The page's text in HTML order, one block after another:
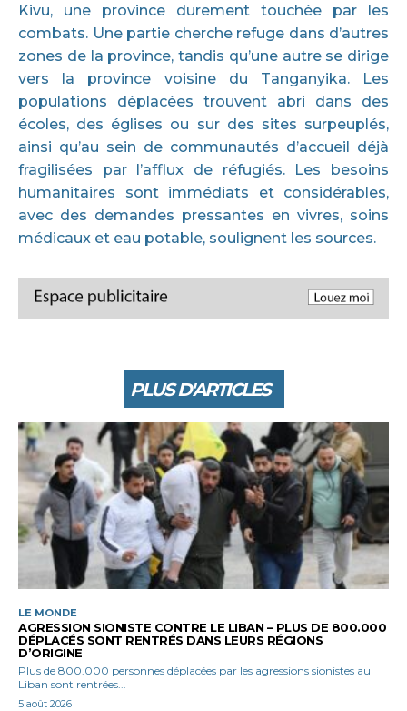
Kivu, une province durement touchée par les
combats. Une partie cherche refuge dans d’autres
zones de la province, tandis qu’une autre se dirige
vers la province voisine du Tanganyika. Les
populations déplacées trouvent abri dans des
écoles, des églises ou sur des sites surpeuplés,
ainsi qu’au sein de communautés d’accueil déjà
fragilisées par l’afflux de réfugiés. Les besoins
humanitaires sont immédiats et considérables,
avec des demandes pressantes en vivres, soins
médicaux et eau potable, soulignent les sources.
PLUS D'ARTICLES
LE MONDE
AGRESSION SIONISTE CONTRE LE LIBAN – PLUS DE 800.000
DÉPLACÉS SONT RENTRÉS DANS LEURS RÉGIONS
D’ORIGINE
Plus de 800.000 personnes déplacées par les agressions sionistes au
Liban sont rentrées...
5 août 2026